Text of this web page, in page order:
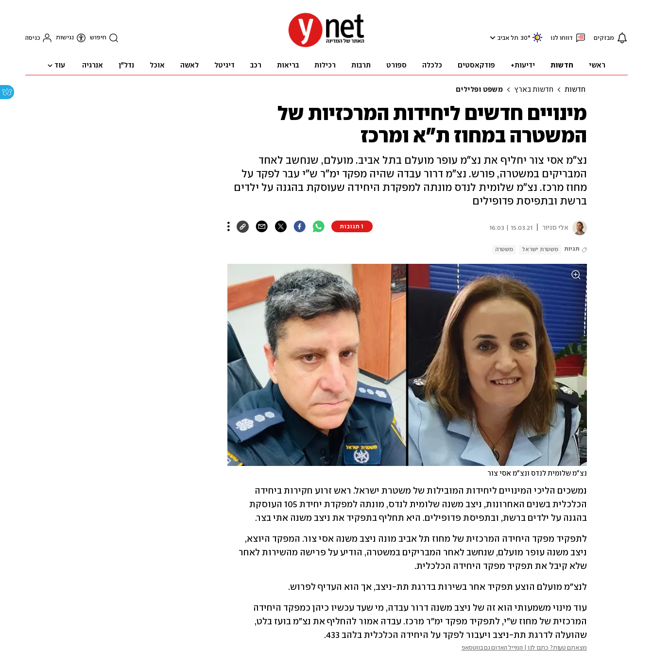
מבזקים דווחו לנו 30° תל אביב חיפוש נגישות כניסה
ראשי חדשות ידיעות+ פודקאסטים כלכלה ספורט תרבות רכילות בריאות רכב דיגיטל לאשה אוכל נדל"ן אנרגיה עוד
חדשות חדשות בארץ משפט ופלילים
מינויים חדשים ליחידות המרכזיות של
המשטרה במחוז ת"א ומרכז
נצ"מ אסי צור יחליף את נצ"מ עופר מועלם בתל אביב. מועלם, שנחשב לאחד
המבריקים במשטרה, פורש. נצ"מ דרור עבדה שהיה מפקד ימ"ר ש"י עבר לפקד על
מחוז מרכז. נצ"מ שלומית לנדס מונתה למפקדת היחידה שעוסקת בהגנה על ילדים
ברשת ובתפיסת פדופילים
אלי סניור 15.03.21 | 16:03 1 תגובות
תגיות משטרת ישראל משטרה
נצ"מ שלומית לנדס ונצ"מ אסי צור
בהגנה על ילדים ברשת, ובתפיסת פדופילים. היא תחליף בתפקיד את ניצב משנה אתי בצר.
שלא קיבל את תפקיד מפקד היחידה הכלכלית.
לנצ"מ מועלם הוצע תפקיד אחר בשירות בדרגת תת-ניצב, אך הוא העדיף לפרוש.
שהועלה לדרגת תת-ניצב ויעבור לפקד על היחידה הכלכלית בלהב 433.
מצאתם טעות? כתבו לנו | המייל האדום גם בווטסאפ